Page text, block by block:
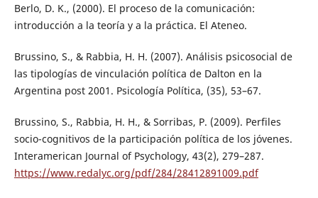
Berlo, D. K., (2000). El proceso de la comunicación:
introducción a la teoría y a la práctica. El Ateneo.
Brussino, S., & Rabbia, H. H. (2007). Análisis psicosocial de
las tipologías de vinculación política de Dalton en la
Argentina post 2001. Psicología Política, (35), 53–67.
Brussino, S., Rabbia, H. H., & Sorribas, P. (2009). Perfiles
socio-cognitivos de la participación política de los jóvenes.
Interamerican Journal of Psychology, 43(2), 279–287.
https://www.redalyc.org/pdf/284/28412891009.pdf